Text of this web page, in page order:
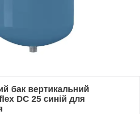
бак вертикальний
DC 25 синій для